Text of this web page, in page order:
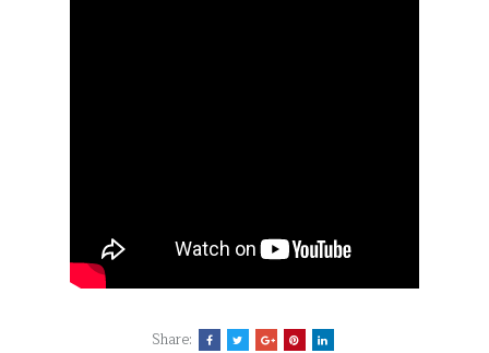
Share: